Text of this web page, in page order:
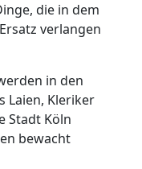
die in dem
verlangen
in den
Laien, Kleriker
Stadt Köln
bewacht